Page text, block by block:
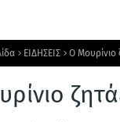
ΕΙΔΗΣΕΙΣ Ο Μουρίνιο